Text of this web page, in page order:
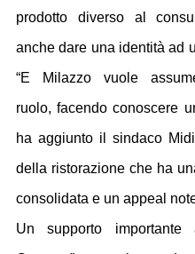
prodotto diverso al
anche dare una identità ad
“E Milazzo vuole
ruolo, facendo
ha aggiunto il sindaco
della ristorazione che ha
consolidata e un appeal
Un supporto importante